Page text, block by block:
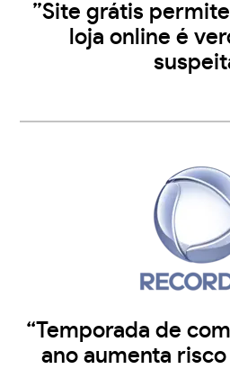
”Site grátis
loja online é
“Temporada de
ano aumenta